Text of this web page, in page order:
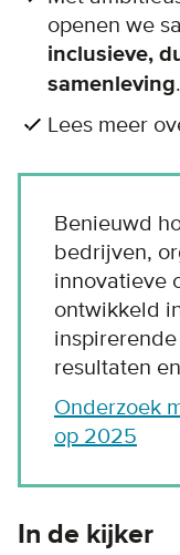
openen we
inclusieve,
samenleving.
Lees meer
Benieuwd
bedrijven,
innovatieve
ontwikkeld
resultaten
Onderzoek
op 2025
In de kijker